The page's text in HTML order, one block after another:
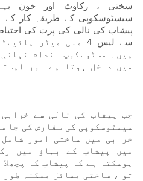
سختی ، رکاوٹ اور خون بہہ
سیسٹوسکوپی کے طریقہ کار کے
پیشاب کی نالی کی پرت کی
سے لیس 4 ملی میٹر
ہیں۔ سسٹوسکوپ اندام
میں داخل ہوتا ہے اور
جب پیشاب کی نالی سے
سیسٹوسکوپی کی سفارش کی جا
خرابی میں ساختی امور
میں پیشاب کے بہاؤ میں
ہوسکتا ہے کہ پیشاب کا
تو ، ساختی مسائل ممکنہ